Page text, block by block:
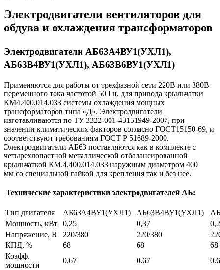
Электродвигатели вентиляторов для
обдува и охлаждения трансформаторов
Электродвигатели АБ63А4ВУ1(УХЛ1),
АБ63В4ВУ1(УХЛ1), АБ63В6ВУ1(УХЛ1)
Применяются для работы от трехфазной сети 220В или 380В
переменного тока частотой 50 Гц, для привода крыльчатки
КМ4.400.014.033 системы охлаждения мощных
трансформаторов типа «Д». Электродвигатели
изготавливаются по ТУ 3322-001-43151949-2007, при
значении климатических факторов согласно ГОСТ15150-69, и
соответствуют требованиям ГОСТ Р 51689-2000.
Электродвигатели АБ63 поставляются как в комплекте с
четырехлопастной металлической отбалансированной
крыльчаткой КМ.4.400.014.033 наружным диаметром 400
мм со специальной гайкой для крепления так и без нее.
Технические характеристики электродвигателей АБ:
Тип двигателя АБ63А4ВУ1(УХЛ1) АБ63В4ВУ1(УХЛ1)
Мощность, кВт
0,25 0,37
Напряжение, В
220/380 220/380
КПД, %
68 68
68
Коэфф.
мощности
0.67 0.67